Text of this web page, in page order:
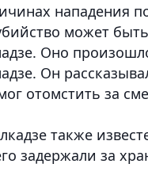
нападения
может
Оно
Он
отомстить за
также
задержали за